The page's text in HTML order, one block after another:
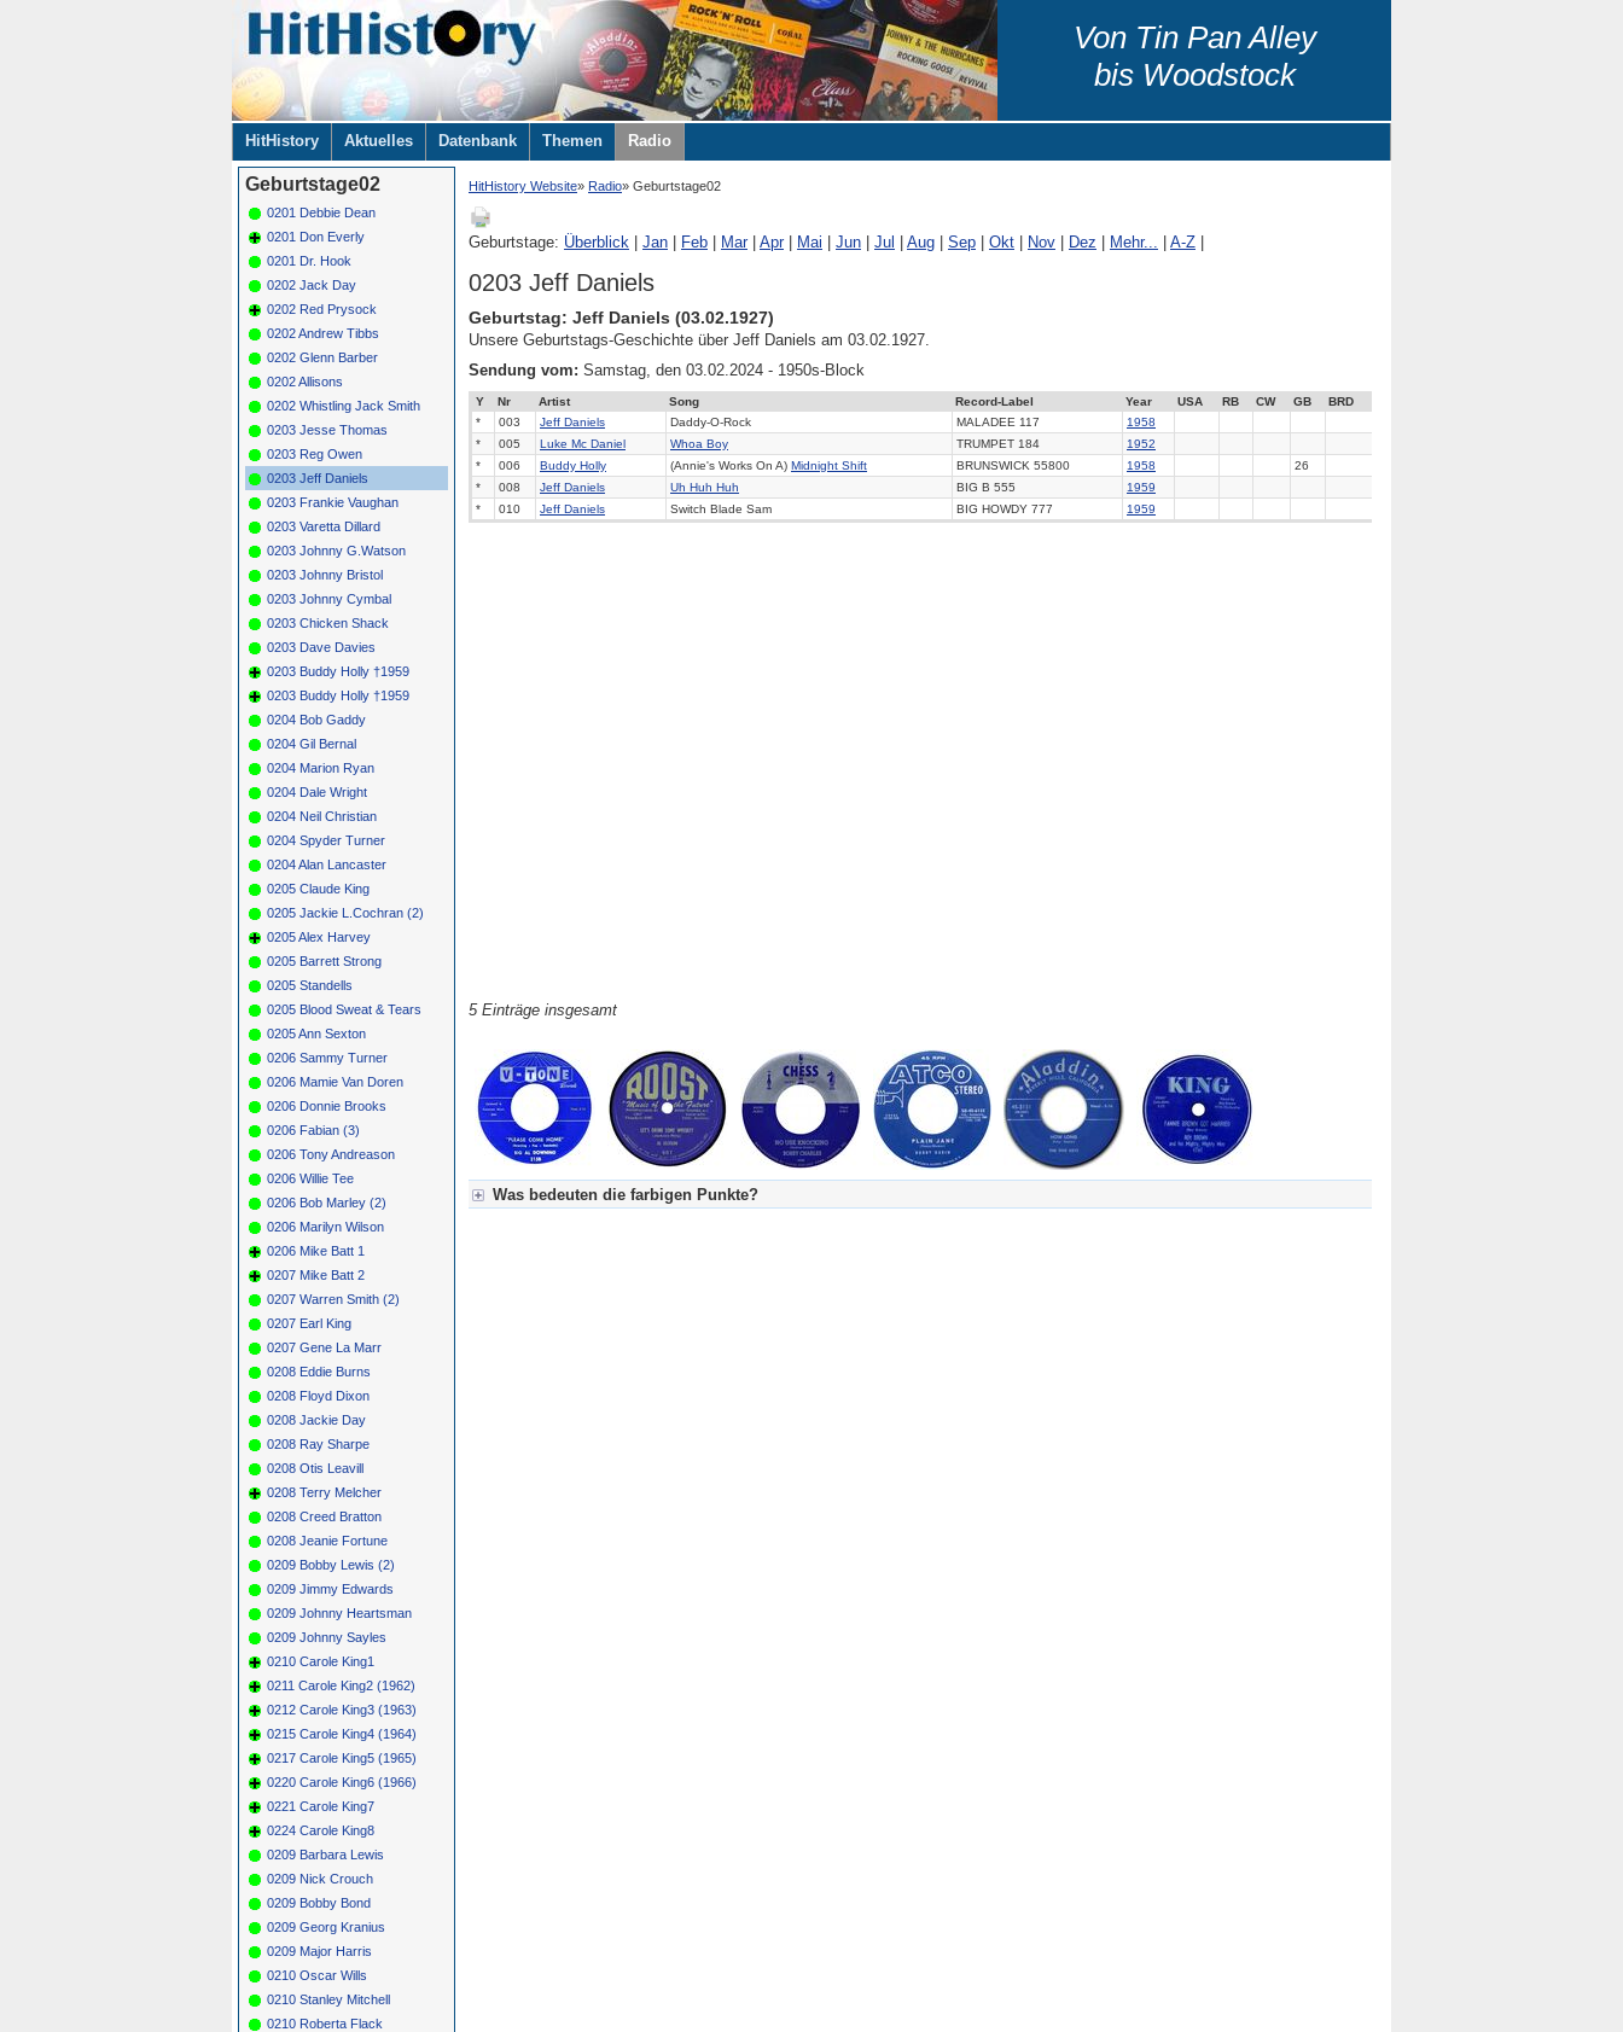
Von Tin Pan Alley
bis Woodstock
Navigation
überspringen
HitHistory Aktuelles Datenbank Themen Radio
HitHistory Website Radio Geburtstage02
Geburtstage: Überblick Jan Feb Mar| Apr| Mai Jun Jul Aug Sep Okt Nov Dez Mehr... A-Z
0203 Jeff Daniels
Geburtstag: Jeff Daniels (03.02.1927)
Unsere Geburtstags-Geschichte über Jeff Daniels am 03.02.1927.
Sendung vom: Samstag, den 03.02.2024 - 1950s-Block
Y Nr Artist Song Record-Label Year USA RB CW GB
BRD
*
003 Jeff Daniels Daddy-O-Rock MALADEE 117
1958
*
005 Luke Mc Daniel Whoa Boy TRUMPET 184
1952
*
006 Buddy Holly (Annie's Works On A) Midnight Shift BRUNSWICK 55800 1958
26
*
008 Jeff Daniels Uh Huh Huh BIG B 555
1959
*
010 Jeff Daniels Switch Blade Sam BIG HOWDY 777 1959
5 Einträge insgesamt
Was bedeuten die farbigen Punkte?
Geburtstage02
0201 Debbie Dean
0201 Don Everly
0201 Dr. Hook
0202 Jack Day
0202 Red Prysock
0202 Andrew Tibbs
0202 Glenn Barber
0202 Allisons
0202 Whistling Jack Smith
0203 Jesse Thomas
0203 Reg Owen
0203 Jeff Daniels
0203 Frankie Vaughan
0203 Varetta Dillard
0203 Johnny G.Watson
0203 Johnny Bristol
0203 Johnny Cymbal
0203 Chicken Shack
0203 Dave Davies
0203 Buddy Holly †1959
0203 Buddy Holly †1959
0204 Bob Gaddy
0204 Gil Bernal
0204 Marion Ryan
0204 Dale Wright
0204 Neil Christian
0204 Spyder Turner
0204 Alan Lancaster
0205 Claude King
0205 Jackie L.Cochran (2)
0205 Alex Harvey
0205 Barrett Strong
0205 Standells
0205 Blood Sweat & Tears
0205 Ann Sexton
0206 Sammy Turner
0206 Mamie Van Doren
0206 Donnie Brooks
0206 Fabian (3)
0206 Tony Andreason
0206 Willie Tee
0206 Bob Marley (2)
0206 Marilyn Wilson
0206 Mike Batt 1
0207 Mike Batt 2
0207 Warren Smith (2)
0207 Earl King
0207 Gene La Marr
0208 Eddie Burns
0208 Floyd Dixon
0208 Jackie Day
0208 Ray Sharpe
0208 Otis Leavill
0208 Terry Melcher
0208 Creed Bratton
0208 Jeanie Fortune
0209 Bobby Lewis (2)
0209 Jimmy Edwards
0209 Johnny Heartsman
0209 Johnny Sayles
0210 Carole King1
0211 Carole King2 (1962)
0212 Carole King3 (1963)
0215 Carole King4 (1964)
0217 Carole King5 (1965)
0220 Carole King6 (1966)
0221 Carole King7
0224 Carole King8
0209 Barbara Lewis
0209 Nick Crouch
0209 Bobby Bond
0209 Georg Kranius
0209 Major Harris
0210 Oscar Wills
0210 Stanley Mitchell
0210 Roberta Flack